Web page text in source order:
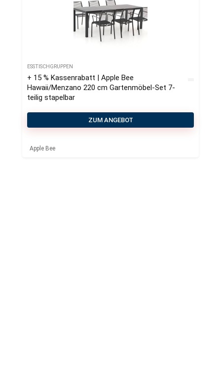
ESSTISCHGRUPPEN
+ 15 % Kassenrabatt | Apple Bee
Hawaii/Menzano 220 cm Gartenmöbel-Set 7-
teilig stapelbar
ZUM ANGEBOT
Apple Bee